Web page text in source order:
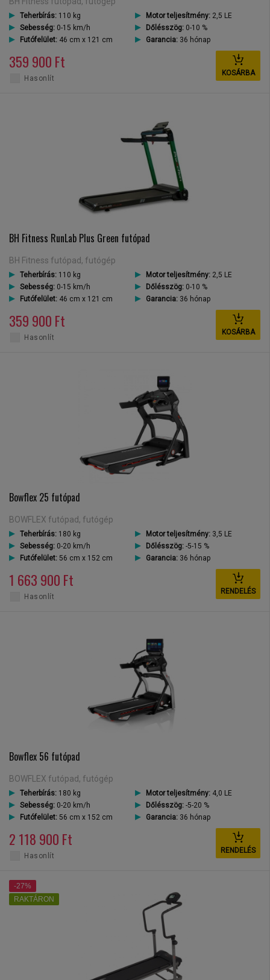
Teherbírás: 110 kg Motor teljesítmény: 2,5 LE
Sebesség: 0-15 km/h Dőlésszög:0-10 %
Futófelület: 46 cm x 121 cm Garancia:36 hónap
359 900 Ft
KOSÁRBA
Hasonlít
BH Fitness RunLab Plus Green futópad
BH Fitness futópad, futógép
Teherbírás: 110 kg Motor teljesítmény: 2,5 LE
Sebesség: 0-15 km/h Dőlésszög:0-10 %
Futófelület: 46 cm x 121 cm Garancia:36 hónap
359 900 Ft
KOSÁRBA
Hasonlít
Bowflex 25 futópad
BOWFLEX futópad, futógép
Teherbírás: 180 kg Motor teljesítmény:3,5 LE
Sebesség: 0-20 km/h Dőlésszög:-5-15 %
Futófelület: 56 cm x 152 cm Garancia:36 hónap
1 663 900 Ft
RENDELÉS
Hasonlít
Bowflex 56 futópad
BOWFLEX futópad, futógép
Teherbírás: 180 kg Motor teljesítmény:4,0 LE
Sebesség: 0-20 km/h Dőlésszög:-5-20 %
Futófelület: 56 cm x 152 cm Garancia:36 hónap
2 118 900 Ft
RENDELÉS
Hasonlít
-27%
RAKTÁRON